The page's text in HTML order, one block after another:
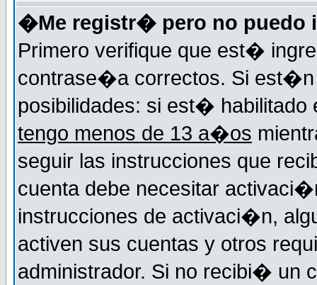
�Me registr� pero no puedo
Primero verifique que est�
contrase�a correctos. Si est�n
posibilidades: si est�
tengo menos de 13 a�os
seguir las instrucciones que
cuenta debe necesitar
instrucciones de activaci�n,
activen sus cuentas y otros
administrador. Si no recibi� un